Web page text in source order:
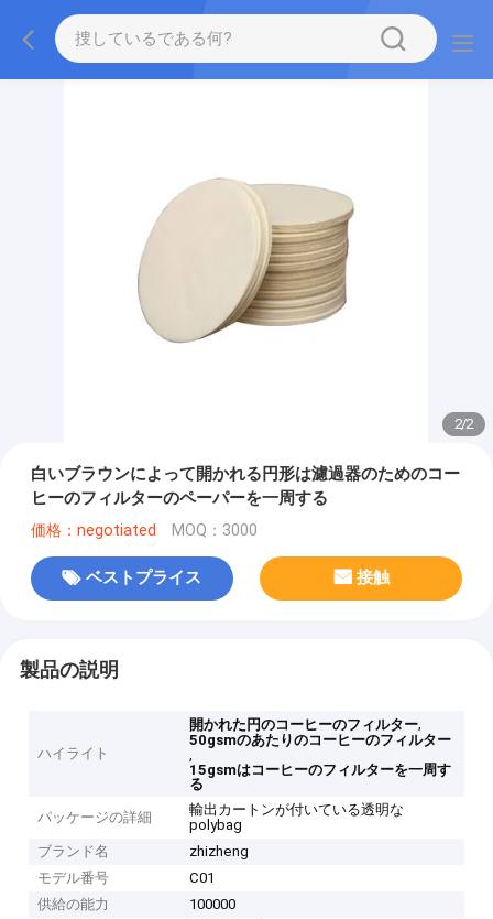
2/2
白いブラウンによって開かれる円形は濾過器のためのコー
ヒーのフィルターのペーパーを一周する
価格：negotiated MOQ：3000
ベストプライス 接触
製品の説明
ハイライト
開かれた円のコーヒーのフィルター,
50gsmのあたりのコーヒーのフィルター
,
15gsmはコーヒーのフィルターを一周す
る
パッケージの詳細
輸出カートンが付いている透明な
polybag
ブランド名
zhizheng
モデル番号
C01
供給の能力
100000